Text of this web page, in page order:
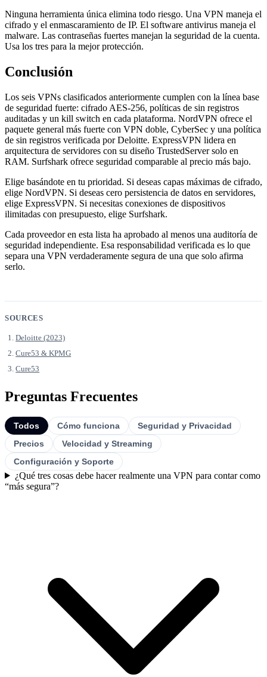
Ninguna herramienta única elimina todo riesgo. Una VPN maneja el
cifrado y el enmascaramiento de IP. El software antivirus maneja el
malware. Las contraseñas fuertes manejan la seguridad de la cuenta.
Usa los tres para la mejor protección.
Conclusión
Los seis VPNs clasificados anteriormente cumplen con la línea base
de seguridad fuerte: cifrado AES-256, políticas de sin registros
auditadas y un kill switch en cada plataforma. NordVPN ofrece el
paquete general más fuerte con VPN doble, CyberSec y una política
de sin registros verificada por Deloitte. ExpressVPN lidera en
arquitectura de servidores con su diseño TrustedServer solo en
RAM. Surfshark ofrece seguridad comparable al precio más bajo.
Elige basándote en tu prioridad. Si deseas capas máximas de cifrado,
elige NordVPN. Si deseas cero persistencia de datos en servidores,
elige ExpressVPN. Si necesitas conexiones de dispositivos
ilimitadas con presupuesto, elige Surfshark.
Cada proveedor en esta lista ha aprobado al menos una auditoría de
seguridad independiente. Esa responsabilidad verificada es lo que
separa una VPN verdaderamente segura de una que solo afirma
serlo.
SOURCES
Deloitte (2023)
Cure53 & KPMG
Cure53
Preguntas Frecuentes
Todos Cómo funciona
Seguridad y Privacidad
Precios
Velocidad y Streaming
Configuración y Soporte
¿Qué tres cosas debe hacer realmente una VPN para contar como
“más segura”?